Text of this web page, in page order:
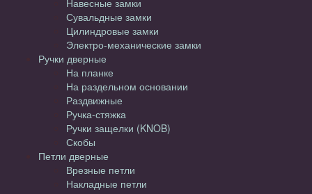
Навесные замки
Сувальдные замки
Цилиндровые замки
Электро-механические замки
Ручки дверные
На планке
На раздельном основании
Раздвижные
Ручка-стяжка
Ручки защелки (KNOB)
Скобы
Петли дверные
Врезные петли
Накладные петли